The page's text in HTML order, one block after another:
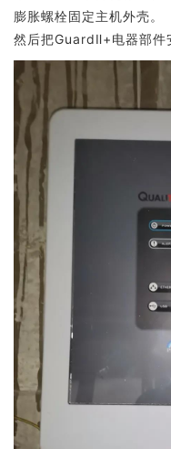
膨胀螺栓固定主机外壳。
然后把GuardⅡ+电器部件